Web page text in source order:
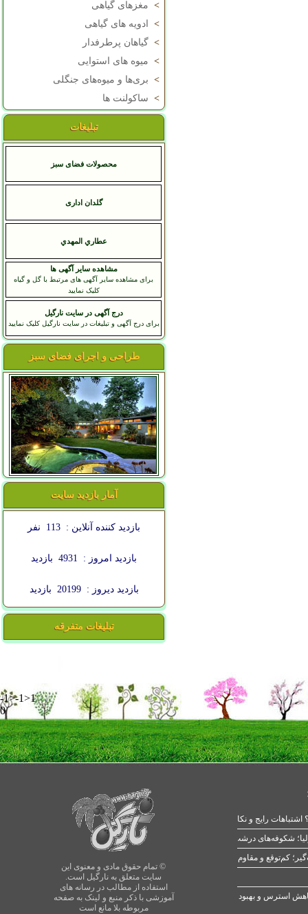
> مغزهای گیاهی
>
ادویه های گیاهی
> گیاهان پرطرفدار
> میوه های استوایی
> بری‌ها و میوه‌های جنگلی
> ساکولنت ها
تبلیغات
محصولات فضای سبز
گلدان اداری
عطاري المهدي
مشاهده سایر آگهی ها
برای مشاهده سایر آگهی های مرتبط با گل و گیاه
کلیک نمایید
درج آگهی در سایت نارگیل
برای درج آگهی و تبلیغات در سایت نارگیل کلیک نمایید
طراحی و اجرای فضای سبز
آمار بازدید سایت
بازدید کننده آنلاین : 113 نفر
بازدید امروز : 4931 بازدید
بازدید دیروز : 20199 بازدید
تبلیغات متفرقه
-1>-1>1
0
© تمام حقوق مادی و معنوی این
سایت متعلق به نارگیل است.
استفاده از مطالب در رسانه های
آموزشی با ذکر منبع و لینک به صفحه
مربوطه بلا مانع است
رایج و نکات طلایی
شکوفه‌های درشت در بهار